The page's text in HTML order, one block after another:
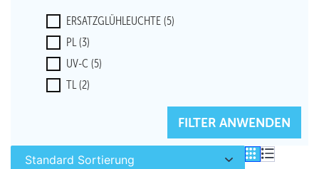
ERSATZGLÜHLEUCHTE (5)
PL (3)
UV-C (5)
TL (2)
FILTER ANWENDEN